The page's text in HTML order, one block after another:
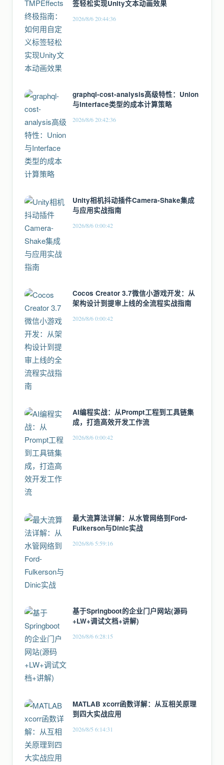
签轻松实现Unity文本动画效果
2026/8/6 20:44:36
graphql-cost-analysis高级特性：Union
与Interface类型的成本计算策略
2026/8/6 20:42:36
Unity相机抖动插件Camera-Shake集成
与应用实战指南
2026/8/6 0:00:42
Cocos Creator 3.7微信小游戏开发：从
架构设计到提审上线的全流程实战指南
2026/8/6 0:00:42
AI编程实战：从Prompt工程到工具链集
成，打造高效开发工作流
2026/8/6 0:00:42
最大流算法详解：从水管网络到Ford-
Fulkerson与Dinic实战
2026/8/6 5:59:16
基于Springboot的企业门户网站(源码
+LW+调试文档+讲解)
2026/8/6 6:28:15
MATLAB xcorr函数详解：从互相关原理
到四大实战应用
2026/8/5 6:14:31